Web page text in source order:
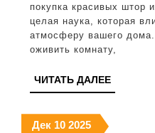
покупка красивых штор
целая наука, которая
атмосферу вашего
оживить комнату,
ЧИТАТЬ ДАЛЕЕЧИТАТЬ
ДАЛЕЕ
Дек10
1010
202510